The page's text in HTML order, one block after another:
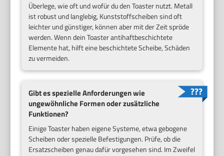
Überlege, wie oft und wofür du den Toaster nutzt. Metall
ist robust und langlebig, Kunststoffscheiben sind oft
leichter und günstiger, können aber mit der Zeit spröde
werden. Wenn dein Toaster antihaftbeschichtete
Elemente hat, hilft eine beschichtete Scheibe, Schäden
zu vermeiden.
Gibt es spezielle Anforderungen wie
ungewöhnliche Formen oder zusätzliche
Funktionen?
Einige Toaster haben eigene Systeme, etwa gebogene
Scheiben oder spezielle Befestigungen. Prüfe, ob die
Ersatzscheiben genau dafür vorgesehen sind. Im Zweifel